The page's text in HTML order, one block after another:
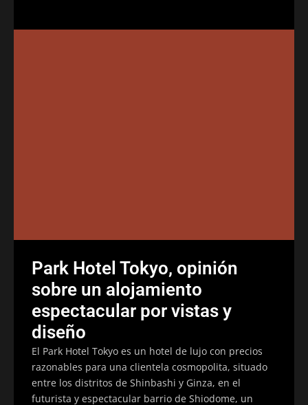
Park Hotel Tokyo, opinión
sobre un alojamiento
espectacular por vistas y
diseño
El Park Hotel Tokyo es un hotel de lujo con precios
razonables para una clientela cosmopolita, situado
entre los distritos de Shinbashi y Ginza, en el
futurista y espectacular barrio de Shiodome, un